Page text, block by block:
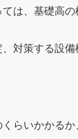
は、基礎高
対策する設
らいかかるか、